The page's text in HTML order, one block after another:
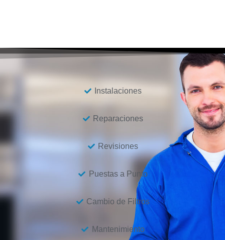
Instalaciones
Reparaciones
Revisiones
Puestas a Punto
Cambio de Filtros
Mantenimiento